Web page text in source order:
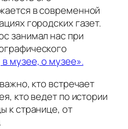
в современной
городских газет.
занимал нас при
музее, о музее».
кто встречает
кто ведет по истории
к странице, от